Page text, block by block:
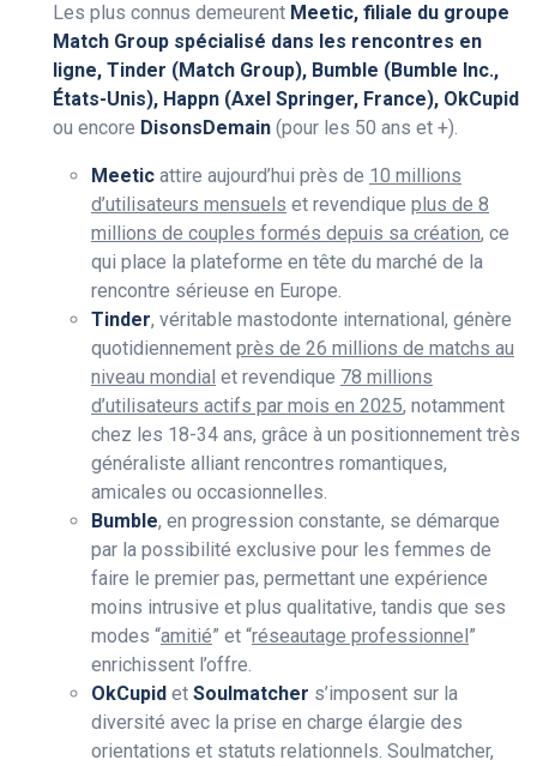
Les plus connus demeurent Meetic, filiale du groupe
Match Group spécialisé dans les rencontres en
ligne, Tinder (Match Group), Bumble (Bumble Inc.,
États-Unis), Happn (Axel Springer, France), OkCupid
ou encore DisonsDemain (pour les 50 ans et +).
Meetic attire aujourd’hui près de 10 millions
d’utilisateurs mensuels et revendique plus de 8
millions de couples formés depuis sa création, ce
qui place la plateforme en tête du marché de la
rencontre sérieuse en Europe.
Tinder, véritable mastodonte international, génère
quotidiennement près de 26 millions de matchs au
niveau mondial et revendique 78 millions
d’utilisateurs actifs par mois en 2025, notamment
chez les 18-34 ans, grâce à un positionnement très
généraliste alliant rencontres romantiques,
amicales ou occasionnelles.
Bumble, en progression constante, se démarque
par la possibilité exclusive pour les femmes de
faire le premier pas, permettant une expérience
moins intrusive et plus qualitative, tandis que ses
modes “amitié” et “réseautage professionnel ”
enrichissent l’offre.
OkCupid et Soulmatcher s’imposent sur la
diversité avec la prise en charge élargie des
orientations et statuts relationnels. Soulmatcher,